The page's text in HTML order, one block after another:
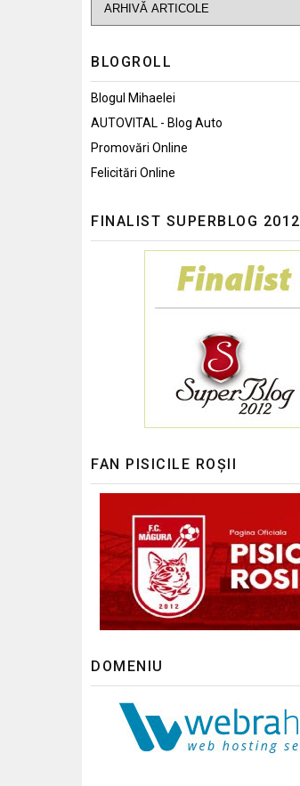
BLOGROLL
Blogul Mihaelei
AUTOVITAL - Blog Auto
Promovări Online
Felicitări Online
FINALIST SUPERBLOG 2012
FAN PISICILE ROȘII
DOMENIU